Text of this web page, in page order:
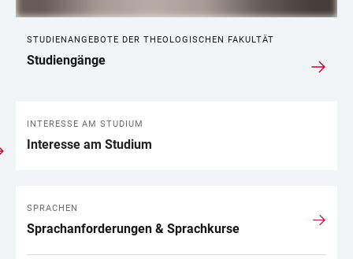
STUDIENANGEBOTE DER THEOLOGISCHEN FAKULTÄT
Studiengänge
INTERESSE AM STUDIUM
Interesse am Studium
SPRACHEN
Sprachanforderungen & Sprachkurse